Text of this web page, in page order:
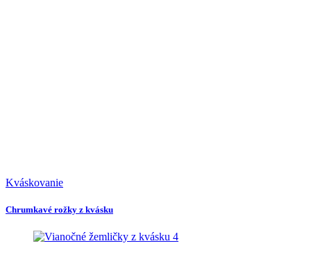
Kváskovanie
Chrumkavé rožky z kvásku
4